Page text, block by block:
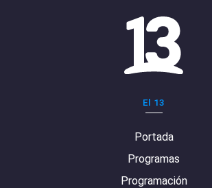
El 13
Portada
Programas
Programación